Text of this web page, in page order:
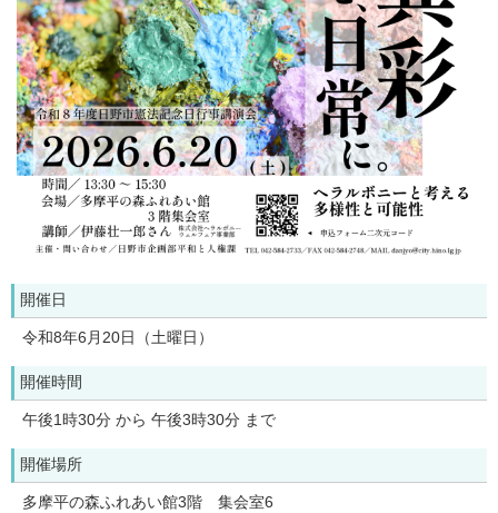
開催日
令和8年6月20日（土曜日）
開催時間
午後1時30分 から 午後3時30分 まで
開催場所
多摩平の森ふれあい館3階 集会室6